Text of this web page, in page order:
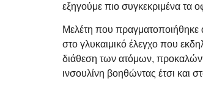
εξηγούμε πιο συγκεκριμένα τα
Μελέτη που πραγματοποιήθηκε
στο γλυκαιμικό έλεγχο που
διάθεση των ατόμων,
ινσουλίνη βοηθώντας έτσι και